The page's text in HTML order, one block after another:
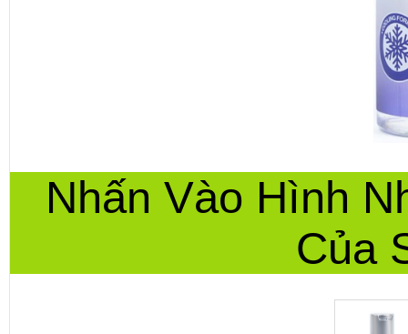
Nhấn Vào Hình
Của